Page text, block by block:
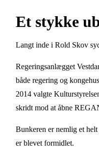
Et stykke
Langt inde i Rold Skov
Regeringsanlægget
både regering og
2014 valgte
skridt mod at åbne
Bunkeren er nemlig et
er blevet formidlet.